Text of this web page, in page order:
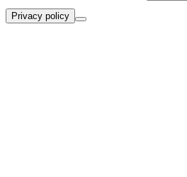
Privacy policy